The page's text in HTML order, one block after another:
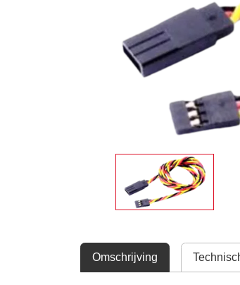
Omschrijving